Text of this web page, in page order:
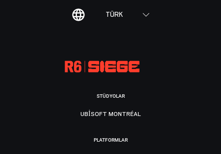
TÜRK
STÜDYOLAR
UBISOFT MONTRÉAL
PLATFORMLAR